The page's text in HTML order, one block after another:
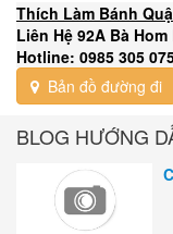
Thích Làm Bánh
Liên Hệ 92A Bà
Hotline: 0985 305
Bản đồ đường đi
BLOG HƯỚNG